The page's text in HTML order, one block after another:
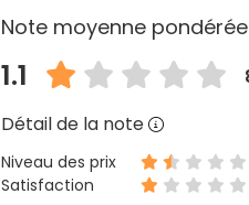
Note moyenne pondérée
1.1
Détail de la note
Niveau des prix
Satisfaction